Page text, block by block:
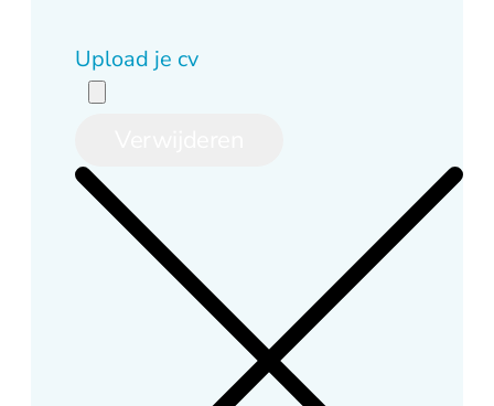
Upload je cv